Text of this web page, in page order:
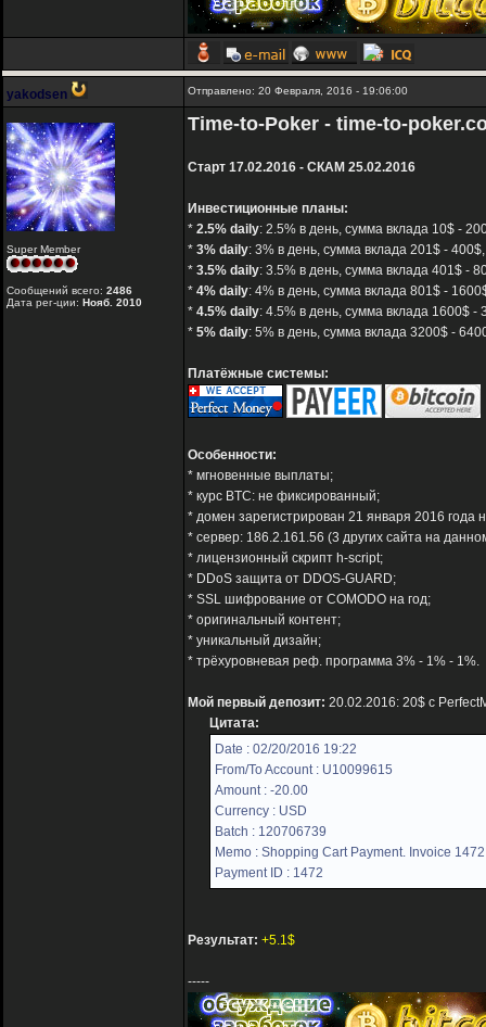
yakodsen Отправлено: 20 Февраля, 2016 - 19:06:00
Super Member
Сообщений всего: 2486
Дата рег-ции: Нояб. 2010
Time-to-Poker - time-to-
Старт 17.02.2016 - СКАМ 25.02.2016
Инвестиционные планы:
* 2.5% daily: 2.5% в день, сумма вклада 10$ -
* 3% daily: 3% в день, сумма вклада 201$ -
* 3.5% daily: 3.5% в день, сумма вклада 401$ -
* 4% daily: 4% в день, сумма вклада 801$ -
* 4.5% daily: 4.5% в день, сумма вклада 1600$ -
* 5% daily: 5% в день, сумма вклада 3200$ -
Платёжные системы:
Особенности:
* мгновенные выплаты;
* курс BTC: не фиксированный;
* домен зарегистрирован 21 января 2016 года
* сервер: 186.2.161.56 (3 других сайта на
* лицензионный скрипт h-script;
* DDoS защита от DDOS-GUARD;
* SSL шифрование от COMODO на год;
* оригинальный контент;
* уникальный дизайн;
* трёхуровневая реф. программа 3% - 1% - 1%.
Мой первый депозит: 20.02.2016: 20$ с
Цитата:
Date : 02/20/2016 19:22
From/To Account : U10099615
Amount : -20.00
Currency : USD
Batch : 120706739
Memo : Shopping Cart Payment. Invoice
Payment ID : 1472
Результат: +5.1$
-----